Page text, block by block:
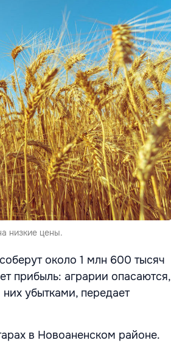
низкие цены.
около 1 млн 600 тысяч
прибыль: аграрии опасаются,
убытками, передает
в Новоаненском районе.